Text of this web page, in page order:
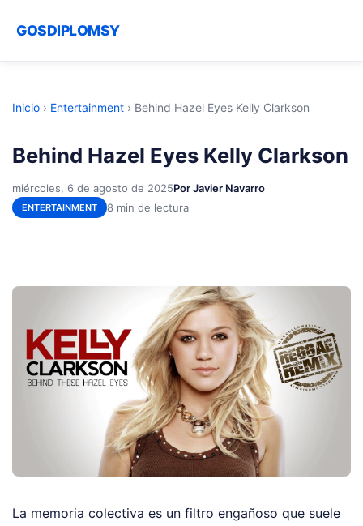
GOSDIPLOMSY
Inicio › Entertainment › Behind Hazel Eyes Kelly Clarkson
Behind Hazel Eyes Kelly Clarkson
miércoles, 6 de agosto de 2025Por Javier Navarro
ENTERTAINMENT 8 min de lectura
La memoria colectiva es un filtro engañoso que suele